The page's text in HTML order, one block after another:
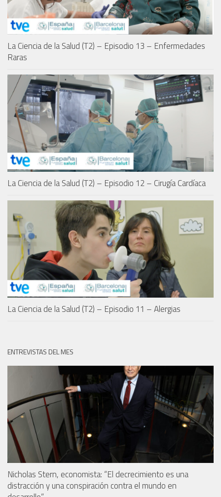
La Ciencia de la Salud (T2) – Episodio 13 – Enfermedades
Raras
La Ciencia de la Salud (T2) – Episodio 12 – Cirugía Cardíaca
La Ciencia de la Salud (T2) – Episodio 11 – Alergias
ENTREVISTAS DEL MES
Nicholas Stern, economista: “El decrecimiento es una
distracción y una conspiración contra el mundo en